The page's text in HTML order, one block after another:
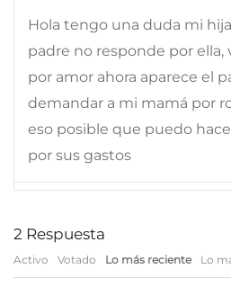
Hola tengo una duda mi
padre no responde por ella,
por amor ahora aparece el
demandar a mi mamá por
eso posible que puedo
por sus gastos
2 Respuesta
Activo Votado Lo más reciente Lo